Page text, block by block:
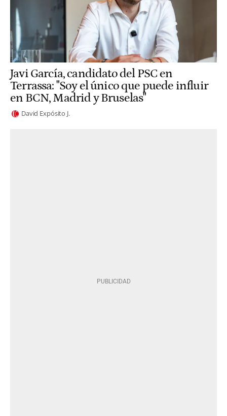
Javi García, candidato del PSC en
Terrassa: "Soy el único que puede influir
en BCN, Madrid y Bruselas"
David Expósito J.